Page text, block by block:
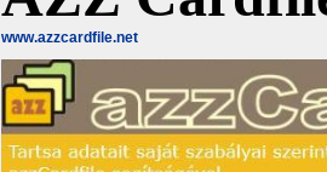
www.azzcardfile.net